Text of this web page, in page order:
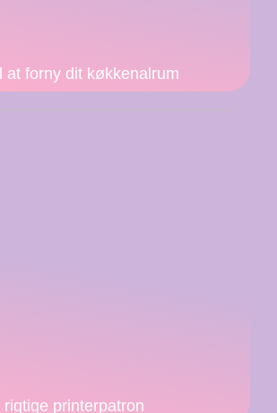
at forny dit køkkenalrum
printerpatron